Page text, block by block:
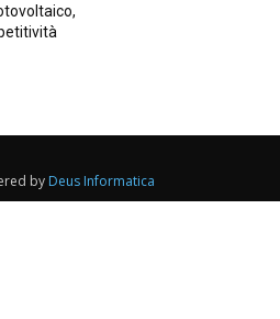
by Deus Informatica